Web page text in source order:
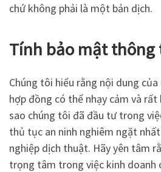
chứ không phải là một bản dịch.
Tính bảo mật thông
Chúng tôi hiểu rằng nội dung
hợp đồng có thể nhạy cảm và
sao chúng tôi đã đầu tư trong
thủ tục an ninh nghiêm ngặt
nghiệp dịch thuật. Hãy yên tâm
trọng tâm trong việc kinh doanh